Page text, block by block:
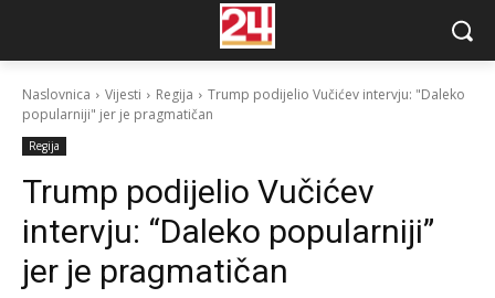
Naslovnica Vijesti Regija
Trump podijelio Vučićev intervju: "Daleko
popularniji" jer je pragmatičan
Regija
Trump podijelio Vučićev
intervju: “Daleko popularniji”
jer je pragmatičan